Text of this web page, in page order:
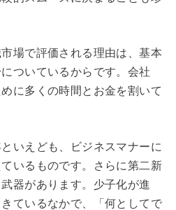
場で評価される理由は、基本
ついているからです。会社
に多くの時間とお金を割いて
いえども、ビジネスマナーに
いるものです。さらに第二新
器があります。少子化が進
ているなかで、「何としてで